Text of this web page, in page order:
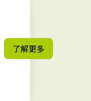
了解更多